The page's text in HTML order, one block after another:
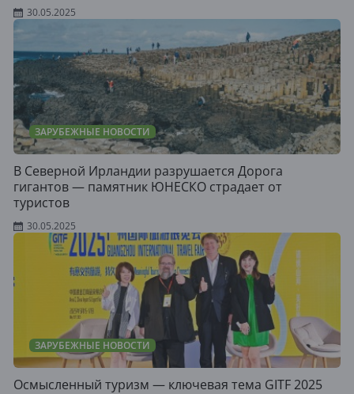
30.05.2025
ЗАРУБЕЖНЫЕ НОВОСТИ
В Северной Ирландии разрушается Дорога
гигантов — памятник ЮНЕСКО страдает от
туристов
30.05.2025
ЗАРУБЕЖНЫЕ НОВОСТИ
Осмысленный туризм — ключевая тема GITF 2025